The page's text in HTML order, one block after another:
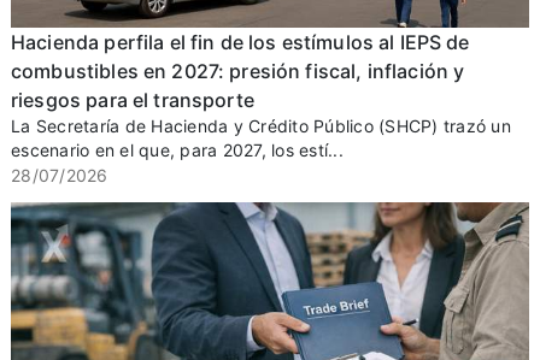
Hacienda perfila el fin de los estímulos al IEPS de
combustibles en 2027: presión fiscal, inflación y
riesgos para el transporte
La Secretaría de Hacienda y Crédito Público (SHCP) trazó un
escenario en el que, para 2027, los estí...
28/07/2026